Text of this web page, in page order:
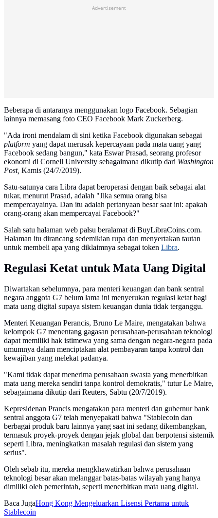
Advertisement
Beberapa di antaranya menggunakan logo Facebook. Sebagian
lainnya memasang foto CEO Facebook Mark Zuckerberg.
"Ada ironi mendalam di sini ketika Facebook digunakan sebagai
platform yang dapat merusak kepercayaan pada mata uang yang
Facebook sedang bangun," kata Eswar Prasad, seorang profesor
ekonomi di Cornell University sebagaimana dikutip dari Washington
Post, Kamis (24/7/2019).
Satu-satunya cara Libra dapat beroperasi dengan baik sebagai alat
tukar, menurut Prasad, adalah "Jika semua orang bisa
mempercayainya. Dan itu adalah pertanyaan besar saat ini: apakah
orang-orang akan mempercayai Facebook?"
Salah satu halaman web palsu beralamat di BuyLibraCoins.com.
Halaman itu dirancang sedemikian rupa dan menyertakan tautan
untuk membeli apa yang diklaimnya sebagai token Libra.
Regulasi Ketat untuk Mata Uang Digital
Diwartakan sebelumnya, para menteri keuangan dan bank sentral
negara anggota G7 belum lama ini menyerukan regulasi ketat bagi
mata uang digital supaya sistem keuangan dunia tidak terganggu.
Menteri Keuangan Perancis, Bruno Le Maire, mengatakan bahwa
kelompok G7 menentang gagasan perusahaan-perusahaan teknologi
dapat memiliki hak istimewa yang sama dengan negara-negara pada
umumnya dalam menciptakan alat pembayaran tanpa kontrol dan
kewajiban yang melekat padanya.
"Kami tidak dapat menerima perusahaan swasta yang menerbitkan
mata uang mereka sendiri tanpa kontrol demokratis," tutur Le Maire,
sebagaimana dikutip dari Reuters, Sabtu (20/7/2019).
Kepresidenan Prancis mengatakan para menteri dan gubernur bank
sentral anggota G7 telah menyepakati bahwa "Stablecoin dan
berbagai produk baru lainnya yang saat ini sedang dikembangkan,
termasuk proyek-proyek dengan jejak global dan berpotensi sistemik
seperti Libra, meningkatkan masalah regulasi dan sistem yang
serius".
Oleh sebab itu, mereka mengkhawatirkan bahwa perusahaan
teknologi besar akan melanggar batas-batas wilayah yang hanya
dimiliki oleh pemerintah, seperti menerbitkan mata uang digital.
Baca JugaHong Kong Mengeluarkan Lisensi Pertama untuk
Stablecoin